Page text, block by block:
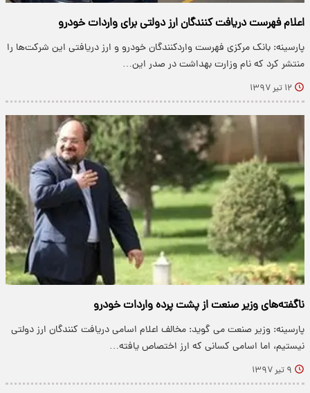
اعلام فهرست دریافت کنندگان ارز دولتی برای واردات خودرو
پارسینه: بانک مرکزی فهرست واردکنندگان خودرو و ارز دریافتی این شرکت‌ها را
منتشر کرد که نام وزارت بهداشت در صدر این…
۱۲ تیر ۱۳۹۷
ناگفته‌های وزیر صنعت از پشت پرده واردات خودرو
پارسینه: وزیر صنعت می گوید: مخالف اعلام اسامی دریافت کنندگان ارز دولتی
نیستیم، اما اسامی کسانی که ارز اختصاص یافته…
۹ تیر ۱۳۹۷